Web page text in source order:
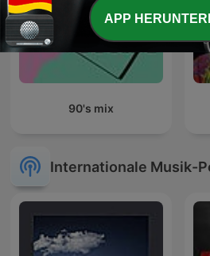
90's mix
Internationale Musik-
APP